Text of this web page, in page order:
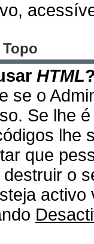
HTML?
se o
Se lhe
lhe
que
o